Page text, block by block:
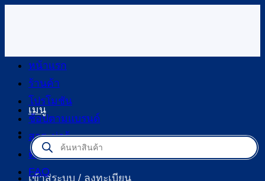
เนื้อหา
เมนู
Products
search
เข้าสู่ระบบ / ลงทะเบียน
หน้าแรก
ร้านค้า
โปรโมชัน
ช้อปตามแบรนด์
สาระน่ารู้
ติดต่อเรา
FAQ